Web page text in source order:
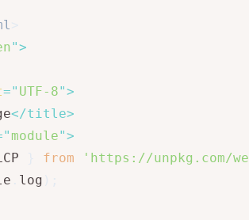
">
=" UTF-8">
</title>
" module">
from
'https://unpkg.com/
log